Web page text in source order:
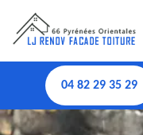
04 82 29 35 29